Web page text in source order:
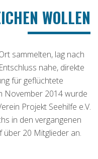
WOLLEN
sammelten, lag nach
nahe, direkte
für geflüchtete
November 2014 wurde
Projekt Seehilfe e.V.
in den vergangenen
über 20 Mitglieder an.